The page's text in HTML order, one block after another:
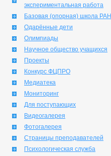
экспериментальная работа
Базовая (опорная) школа РАН
Одарённые дети
Олимпиады
Научное общество учащихся
Проекты
Конкурс ФЦПРО
Медиатека
Мониторинг
Для поступающих
Видеогалерея
Фотогалерея
Страницы преподавателей
Психологическая служба